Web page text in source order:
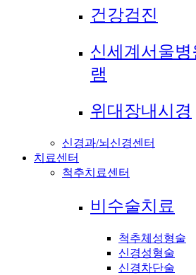
건강검진
신세계서울
램
위대장내시경
신경과/뇌신경센터
치료센터
척추치료센터
비수술치료
척추체성형술
신경성형술
신경차단술